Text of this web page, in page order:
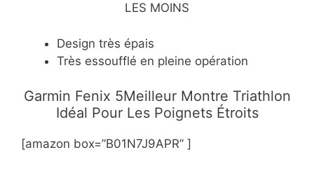
LES MOINS
Design très épais
Très essoufflé en pleine opération
​Garmin Fenix 5Meilleur Montre Triathlon
Idéal Pour Les Poignets Étroits
[amazon box=”B01N7J9APR” ]